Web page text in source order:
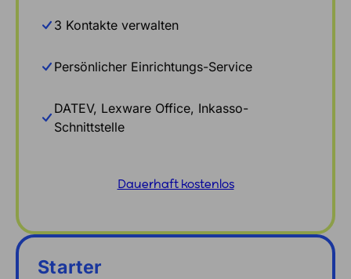
3 Kontakte verwalten
Persönlicher Einrichtungs-Service
DATEV, Lexware Office, Inkasso-
Schnittstelle
Dauerhaft kostenlos
Starter